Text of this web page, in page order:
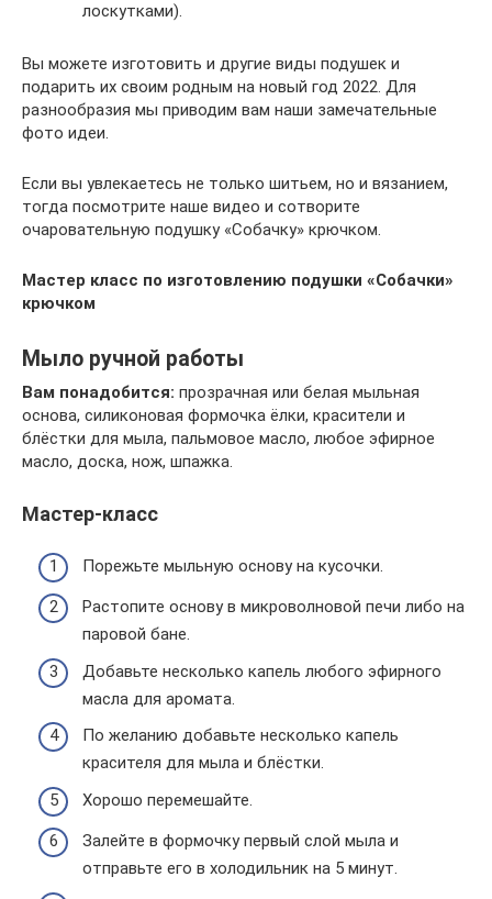
лоскутками).
Вы можете изготовить и другие виды подушек и
подарить их своим родным на новый год 2022. Для
разнообразия мы приводим вам наши замечательные
фото идеи.
Если вы увлекаетесь не только шитьем, но и вязанием,
тогда посмотрите наше видео и сотворите
очаровательную подушку «Собачку» крючком.
Мастер класс по изготовлению подушки «Собачки»
крючком
Мыло ручной работы
Вам понадобится: прозрачная или белая мыльная
основа, силиконовая формочка ёлки, красители и
блёстки для мыла, пальмовое масло, любое эфирное
масло, доска, нож, шпажка.
Мастер-класс
Порежьте мыльную основу на кусочки.
Растопите основу в микроволновой печи либо на
паровой бане.
Добавьте несколько капель любого эфирного
масла для аромата.
По желанию добавьте несколько капель
красителя для мыла и блёстки.
Хорошо перемешайте.
Залейте в формочку первый слой мыла и
отправьте его в холодильник на 5 минут.